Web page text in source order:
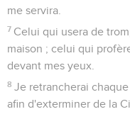
me servira.
7 Celui qui usera de
maison ; celui qui
devant mes yeux.
8 Je retrancherai
afin d'exterminer de la